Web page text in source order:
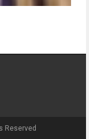
Reserved.